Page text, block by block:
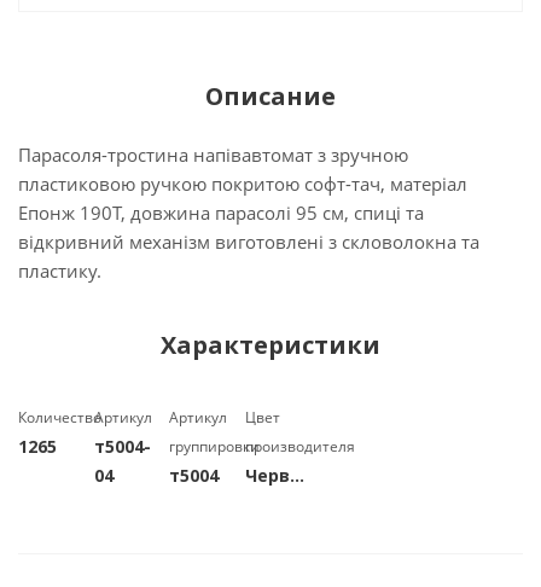
Описание
Парасоля-тростина напівавтомат з зручною
пластиковою ручкою покритою софт-тач, матеріал
Епонж 190Т, довжина парасолі 95 см, спиці та
відкривний механізм виготовлені з скловолокна та
пластику.
Характеристики
Количество
1265
Артикул
т5004-
04
Артикул
группировки
т5004
Цвет
производителя
Червоний